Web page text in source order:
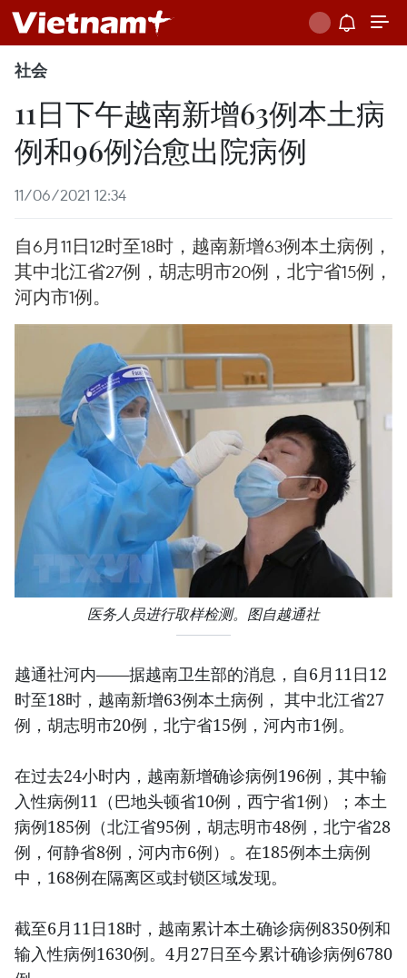
社会
11日下午越南新增63例本土病
例和96例治愈出院病例
11/06/2021 12:34
自6月11日12时至18时，越南新增63例本土病例，
其中北江省27例，胡志明市20例，北宁省15例，
河内市1例。
医务人员进行取样检测。图自越通社
越通社河内——据越南卫生部的消息，自6月11日12
时至18时，越南新增63例本土病例， 其中北江省27
例，胡志明市20例，北宁省15例，河内市1例。
在过去24小时内，越南新增确诊病例196例，其中输
入性病例11（巴地头顿省10例，西宁省1例）；本土
病例185例（北江省95例，胡志明市48例，北宁省28
例，何静省8例，河内市6例）。在185例本土病例
中，168例在隔离区或封锁区域发现。
截至6月11日18时，越南累计本土确诊病例8350例和
输入性病例1630例。4月27日至今累计确诊病例6780